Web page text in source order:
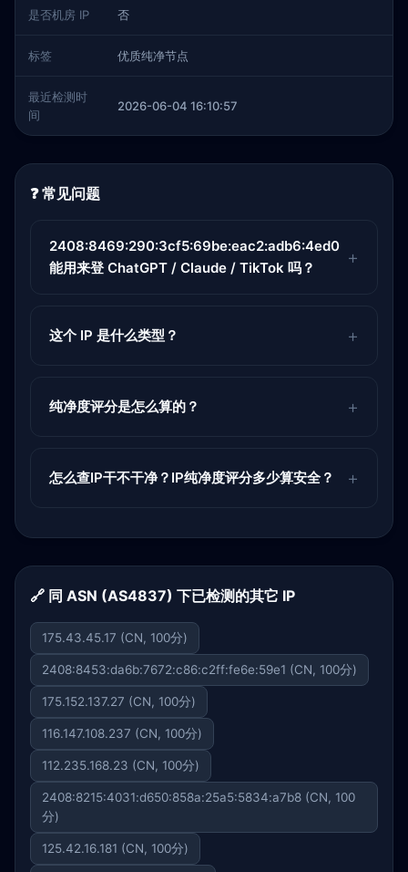
是否机房 IP 否
标签 优质纯净节点
最近检测时
间
2026-06-04 16:10:57
❓ 常见问题
2408:8469:290:3cf5:69be:eac2:adb6:4ed0
能用来登 ChatGPT / Claude / TikTok 吗？
这个 IP 是什么类型？
纯净度评分是怎么算的？
怎么查IP干不干净？IP纯净度评分多少算安全？
🔗 同 ASN (AS4837) 下已检测的其它 IP
175.43.45.17 (CN, 100分)
2408:8453:da6b:7672:c86:c2ff:fe6e:59e1 (CN, 100分)
175.152.137.27 (CN, 100分)
116.147.108.237 (CN, 100分)
112.235.168.23 (CN, 100分)
2408:8215:4031:d650:858a:25a5:5834:a7b8 (CN, 100
分)
125.42.16.181 (CN, 100分)